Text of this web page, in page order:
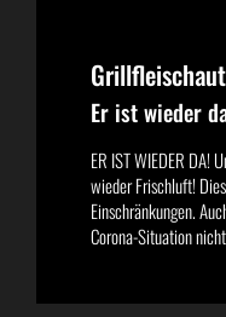
Er ist wieder
ER IST WIEDER DA!
wieder Frischluft!
Einschränkungen.
Corona-Situation